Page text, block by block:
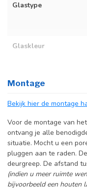
Glastype
Glaskleur
Incl. deurgreep
Incl. systeem
Montage
Bekijk hier de montage
Voor de montage van
ontvang je alle
situatie. Mocht u een
pluggen aan te raden.
deurgreep. De afstand
(indien u meer ruimte
bijvoorbeeld een houten